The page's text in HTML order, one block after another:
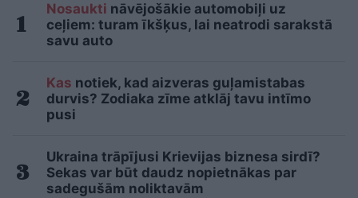
Nosaukti nāvējošākie automobiļi uz
ceļiem: turam īkšķus, lai neatrodi sarakstā
savu auto
Kas notiek, kad aizveras guļamistabas
durvis? Zodiaka zīme atklāj tavu intīmo
pusi
Ukraina trāpījusi Krievijas biznesa sirdī?
Sekas var būt daudz nopietnākas par
sadegušām noliktavām